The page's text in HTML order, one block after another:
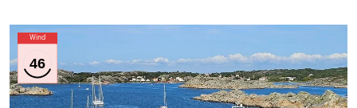
Wind
46